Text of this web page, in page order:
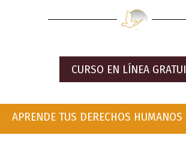
CURSO EN LÍNEA
APRENDE TUS DERECHOS HUMANOS